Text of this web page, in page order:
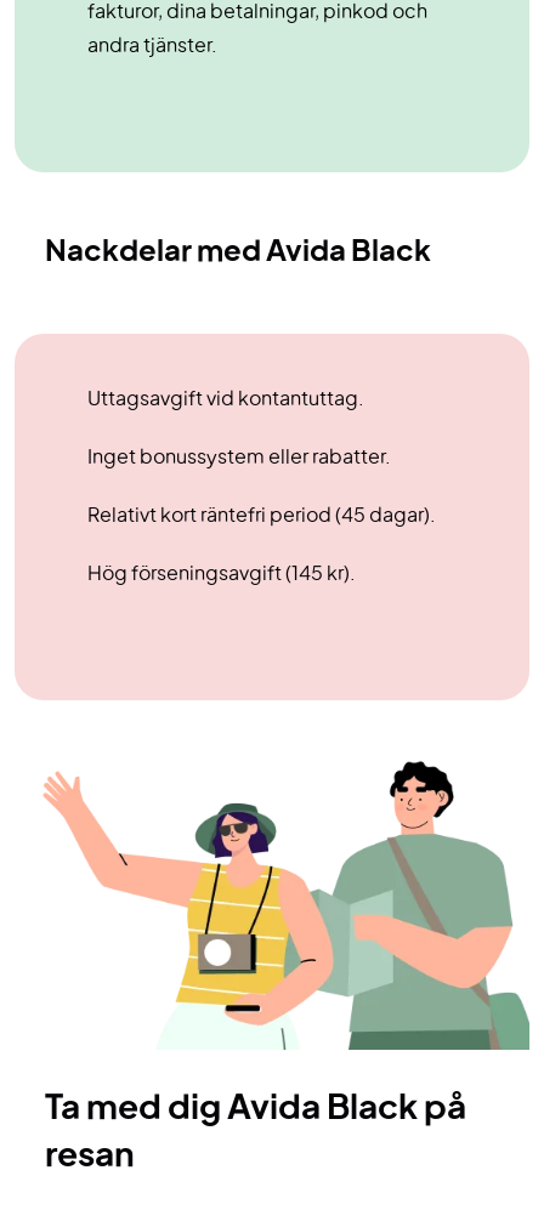
fakturor, dina betalningar, pinkod och
andra tjänster.
Nackdelar med Avida Black
Uttagsavgift vid kontantuttag.
Inget bonussystem eller rabatter.
Relativt kort räntefri period (45 dagar).
Hög förseningsavgift (145 kr).
Ta med dig Avida Black på
resan